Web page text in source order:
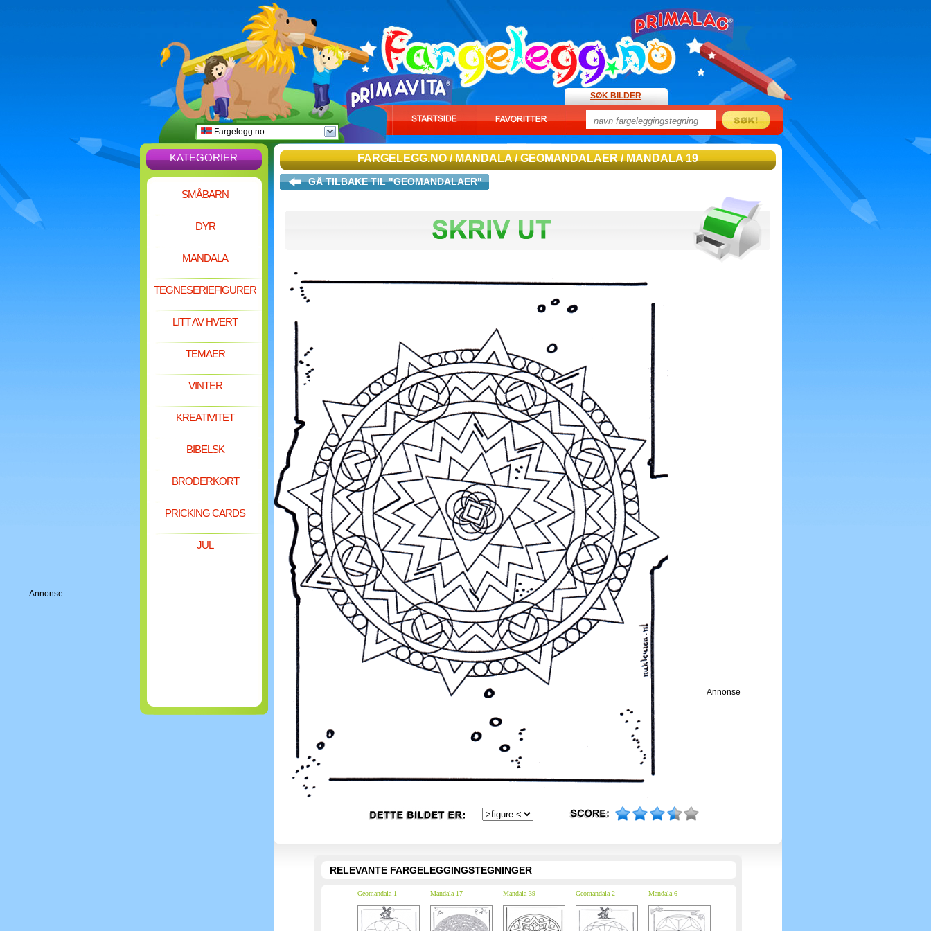
Annonse
Fargelegg.no
SØK BILDER
KATEGORIER
SMÅBARN
DYR
MANDALA
TEGNESERIEFIGURER
LITT AV HVERT
TEMAER
VINTER
KREATIVITET
BIBELSK
BRODERKORT
PRICKING CARDS
JUL
FARGELEGG.NO/MANDALA/GEOMANDALAER/ MANDALA 19
GÅ TILBAKE TIL "GEOMANDALAER"
Annonse
RELEVANTE FARGELEGGINGSTEGNINGER
Geomandala 1 Mandala 17 Mandala 39 Geomandala 2 Mandala 6